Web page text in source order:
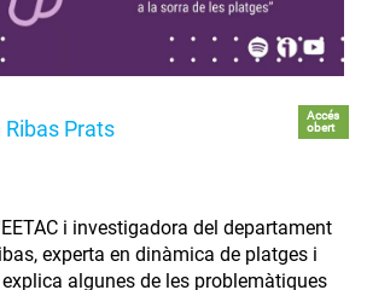
Ribas Prats
Accés
obert
i investigadora del departament
experta en dinàmica de platges i
algunes de les problemàtiques